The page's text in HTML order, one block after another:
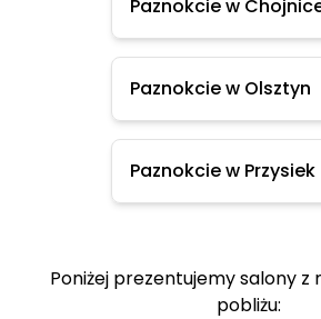
Paznokcie w
Paznokcie w Olsztyn
Paznokcie w Przysiek
Poniżej prezentujemy salony z
pobliżu: